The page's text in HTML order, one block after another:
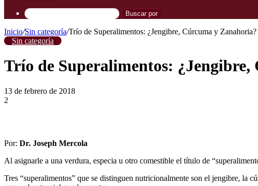
Buscar por
Inicio/Sin categoría/Trío de Superalimentos: ¿Jengibre, Cúrcuma y Zanahoria?
Sin categoría
Trío de Superalimentos:
13 de febrero de 2018
2
Por: Dr. Joseph Mercola
Al asignarle a una verdura, especia u otro comestible el título de
Tres “superalimentos” que se distinguen nutricionalmente son el jengibre, la